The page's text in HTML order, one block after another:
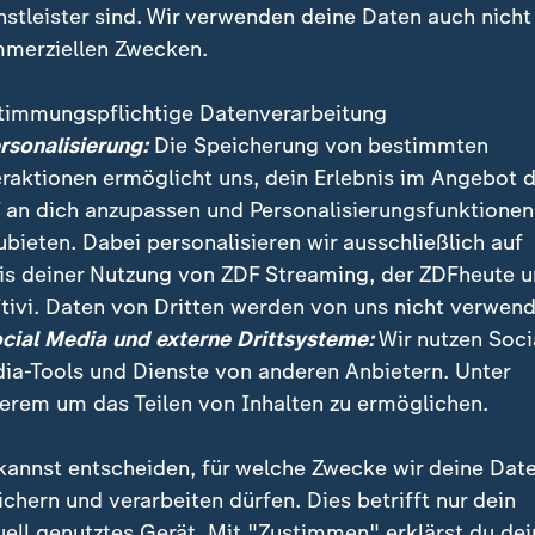
Großprojekte sind keine gute Idee", sagt Prof.
Zentrum für Europäische Wirtschaftsforschung,
Fabrik.
sind. Wir verwenden deine Daten auch nicht
Zwecken.
Datenverarbeitung
Die Speicherung von bestimmten
ermöglicht uns, dein Erlebnis im Angebot
an dich anzupassen und Personalisierungsfunktionen
Dabei personalisieren wir ausschließlich auf
deiner Nutzung von ZDF Streaming, der ZDFheute
Daten von Dritten werden von uns nicht
Media und externe Drittsysteme:Wir nutzen
Tools und Dienste von anderen Anbietern. Unter
um das Teilen von Inhalten zu ermöglichen.
entscheiden, für welche Zwecke wir deine
und verarbeiten dürfen. Dies betrifft nur dein